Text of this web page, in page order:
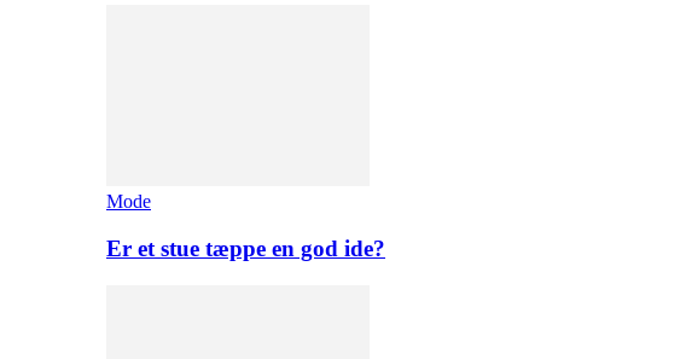
Mode
Er et stue tæppe en god ide?